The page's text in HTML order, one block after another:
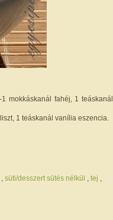
mokkáskanál fahéj, 1 teáskanál
1 teáskanál vanília eszencia.
süti/desszert sütés nélkül tej